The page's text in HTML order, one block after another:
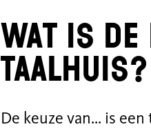
Wat is
Taalhuis?
De keuze van... is